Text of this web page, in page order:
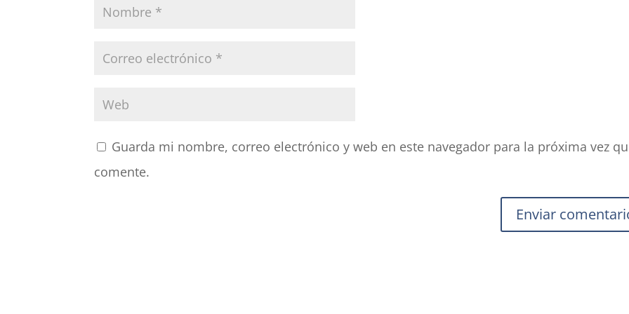
Guarda mi nombre, correo electrónico y web en este navegador para la próxima vez
comente.